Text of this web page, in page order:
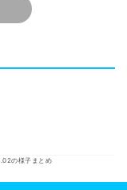
の様子まとめ